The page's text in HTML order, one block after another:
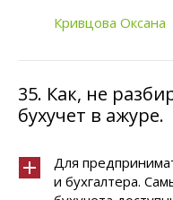
Кривцова Оксана
35. Как, не
бухучет в ажуре.
Для
и бухгалтера.